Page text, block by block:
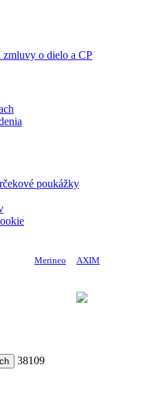
zmluvy o dielo a CP
poukážky
Merineo AXIM
38109